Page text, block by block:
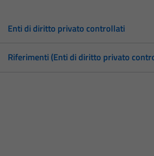
Enti di diritto privato controllati
Riferimenti (Enti di diritto privato